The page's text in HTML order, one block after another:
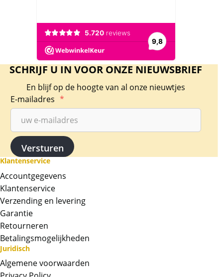
SCHRIJF U IN VOOR ONZE NIEUWSBRIEF
En blijf op de hoogte van al onze nieuwtjes
E-mailadres *
Klantenservice
Accountgegevens
Klantenservice
Verzending en levering
Garantie
Retourneren
Betalingsmogelijkheden
Juridisch
Algemene voorwaarden